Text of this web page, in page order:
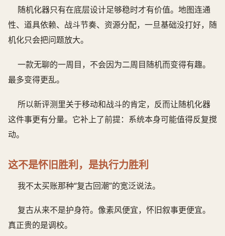
随机化器只有在底层设计足够稳时才有价值。地图连通
性、道具依赖、战斗节奏、资源分配，一旦基础没打好，随
机化只会把问题放大。
一款无聊的一周目，不会因为二周目随机而变得有趣。
最多变得更乱。
所以新评测里关于移动和战斗的肯定，反而让随机化器
这件事更有分量。它补上了前提：系统本身可能值得反复搅
动。
这不是怀旧胜利，是执行力胜利
我不太买账那种“复古回潮”的宽泛说法。
复古从来不是护身符。像素风便宜，怀旧叙事更便宜。
真正贵的是调校。